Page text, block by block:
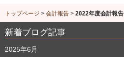
トップページ > 会計報告 > 2022年度会計報告
新着ブログ記事
2025年6月